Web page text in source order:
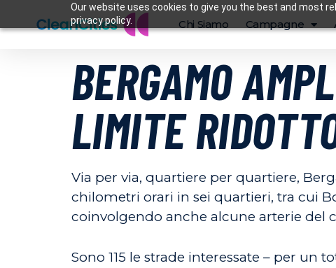
Our website uses cookies to give you the best and most
privacy policy.
Chi Siamo Campagne
BERGAMO
LIMITE
Via per via, quartiere per quartiere,
chilometri orari in sei quartieri, tra cui
coinvolgendo anche alcune arterie del
Sono 115 le strade interessate – per un